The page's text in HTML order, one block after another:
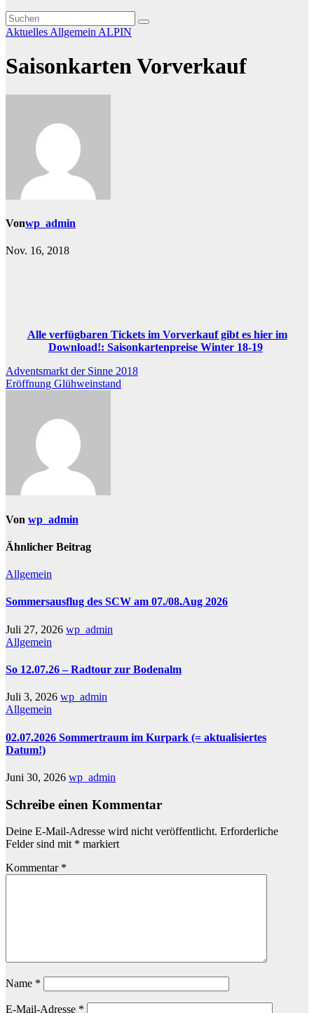
Aktuelles Allgemein ALPIN
Saisonkarten Vorverkauf
Vonwp_admin
Nov. 16, 2018
Alle verfügbaren Tickets im Vorverkauf gibt es hier im
Download!: Saisonkartenpreise Winter 18-19
Beitragsnavigation
Adventsmarkt der Sinne 2018
Eröffnung Glühweinstand
Von wp_admin
Ähnlicher Beitrag
Allgemein
Sommersausflug des SCW am 07./08.Aug 2026
Juli 27, 2026 wp_admin
Allgemein
So 12.07.26 – Radtour zur Bodenalm
Juli 3, 2026 wp_admin
Allgemein
02.07.2026 Sommertraum im Kurpark (= aktualisiertes
Datum!)
Juni 30, 2026 wp_admin
Schreibe einen Kommentar
Deine E-Mail-Adresse wird nicht veröffentlicht. Erforderliche
Felder sind mit * markiert
Kommentar *
Name *
E-Mail-Adresse *